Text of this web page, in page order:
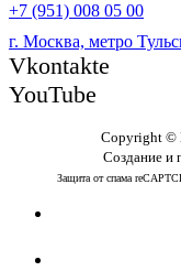
+7 (951) 008 05 00
г. Москва, метро
Vkontakte
YouTube
Copyright ©
Создание и
Защита от спама